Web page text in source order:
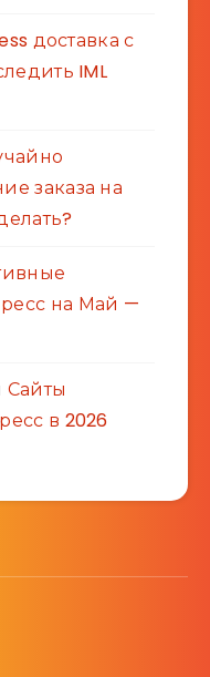
доставка с
IML
заказа на
на Май —
Сайты
в 2026